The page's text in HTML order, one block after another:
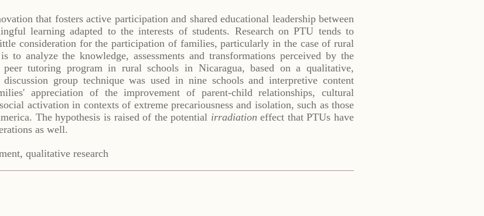
that fosters active participation and shared educational leadership between
learning adapted to the interests of students. Research on PTU tends to
consideration for the participation of families, particularly in the case of rural
to analyze the knowledge, assessments and transformations perceived by the
tutoring program in rural schools in Nicaragua, based on a qualitative,
group technique was used in nine schools and interpretive content
appreciation of the improvement of parent-child relationships, cultural
activation in contexts of extreme precariousness and isolation, such as those
The hypothesis is raised of the potential irradiation effect that PTUs have
as well.
qualitative research